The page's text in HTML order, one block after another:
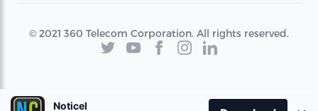
© 2021 360 Telecom Corporation. All rights reserved.
Noticel